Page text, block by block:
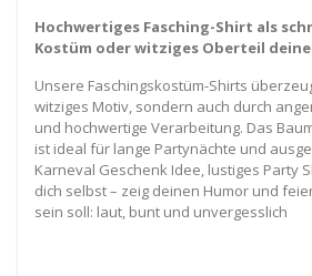
Hochwertiges Fasching-Shirt als
Kostüm oder witziges Oberteil
Unsere Faschingskostüm-Shirts
witziges Motiv, sondern auch durch
und hochwertige Verarbeitung. Das
ist ideal für lange Partynächte und
Karneval Geschenk Idee, lustiges Party
dich selbst – zeig deinen Humor und
sein soll: laut, bunt und unvergesslich